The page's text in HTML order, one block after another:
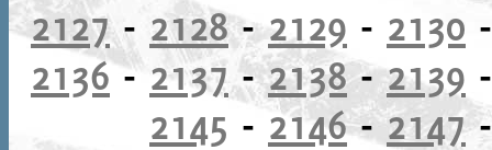
2127- 2128-2129 - 2130
2136- 2137-2138-2139
2145 - 2146-2147